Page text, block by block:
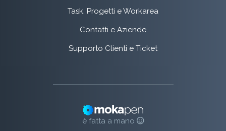
Task, Progetti e Workarea
Contatti e Aziende
Supporto Clienti e Ticket
è fatta a mano